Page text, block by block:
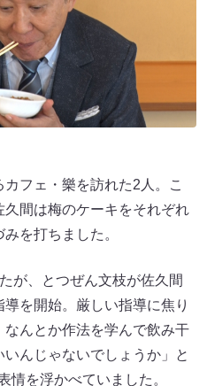
フェ・樂を訪れた2人。こ
間は梅のケーキをそれぞれ
を打ちました。
が、とつぜん文枝が佐久間
を開始。厳しい指導に焦り
んとか作法を学んで飲み干
んじゃないでしょうか」と
情を浮かべていました。